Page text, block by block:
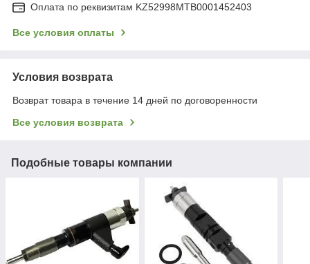
Оплата по реквизитам KZ52998MTB0001452403
Все условия оплаты
Условия возврата
Возврат товара в течение 14 дней по договоренности
Все условия возврата
Подобные товары компании